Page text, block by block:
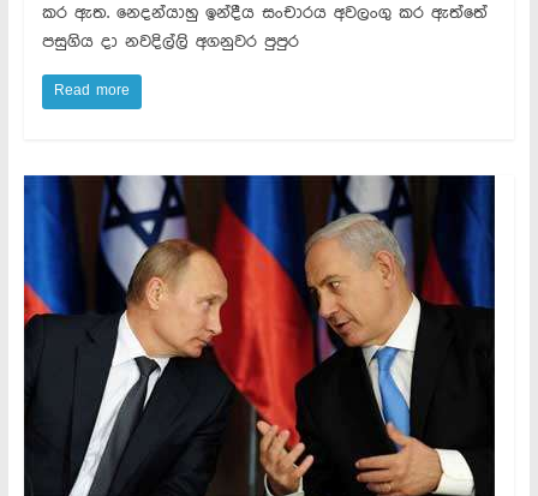
කර ඇත. නෙදන්යාහු ඉන්දීය සංචාරය අවලංගු කර ඇත්තේ
පසුගිය දා නවදිල්ලි අගනුවර පුපුර
Read more